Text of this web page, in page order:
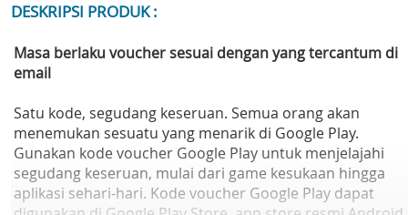
DESKRIPSI PRODUK :
Masa berlaku voucher sesuai dengan yang tercantum di
email
Satu kode, segudang keseruan. Semua orang akan
menemukan sesuatu yang menarik di Google Play.
Gunakan kode voucher Google Play untuk menjelajahi
segudang keseruan, mulai dari game kesukaan hingga
aplikasi sehari-hari. Kode voucher Google Play dapat